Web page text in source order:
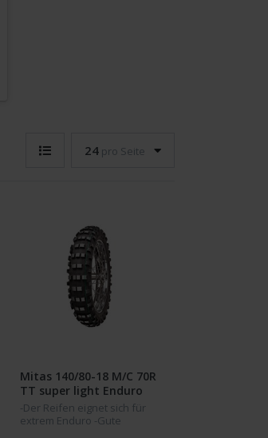
24pro Seite
Mitas 140/80-18 M/C 70R
TT super light Enduro
Reifen (FIM)
-Der Reifen eignet sich für
extrem Enduro -Gute